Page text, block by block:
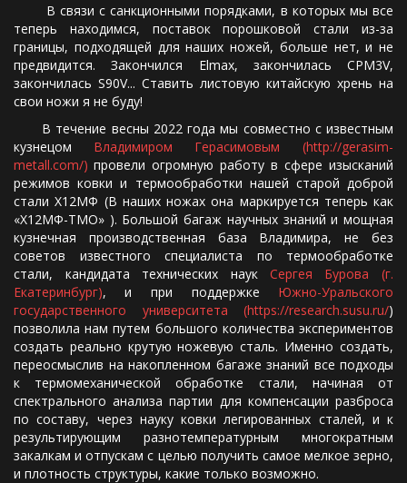
В связи с санкционными порядками, в которых мы все
теперь находимся, поставок порошковой стали из-за
границы, подходящей для наших ножей, больше нет, и не
предвидится. Закончился Elmax, закончилась CPM3V,
закончилась S90V... Ставить листовую китайскую хрень на
свои ножи я не буду!
В течение весны 2022 года мы совместно с известным
кузнецом Владимиром Герасимовым (http://gerasim-
metall.com/) провели огромную работу в сфере изысканий
режимов ковки и термообработки нашей старой доброй
стали Х12МФ (В наших ножах она маркируется теперь как
«Х12МФ-ТМО» ). Большой багаж научных знаний и мощная
кузнечная производственная база Владимира, не без
советов известного специалиста по термообработке
стали, кандидата технических наукСергея Бурова (г.
Екатеринбург), и при поддержке Южно-Уральского
государственного университета (https://research.susu.ru/)
позволила нам путем большого количества экспериментов
создать реально крутую ножевую сталь. Именно создать,
переосмыслив на накопленном багаже знаний все подходы
к термомеханической обработке стали, начиная от
спектрального анализа партии для компенсации разброса
по составу, через науку ковки легированных сталей, и к
результирующим разнотемпературным многократным
закалкам и отпускам с целью получить самое мелкое зерно,
и плотность структуры, какие только возможно.